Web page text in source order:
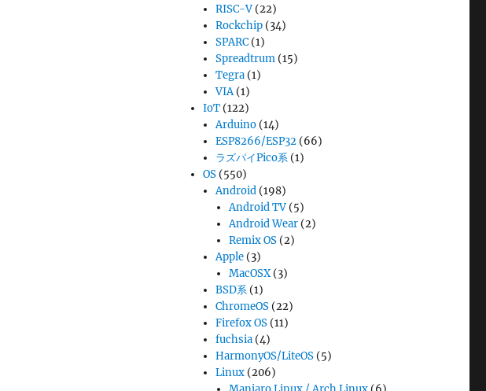
RISC-V (22)
Rockchip (34)
SPARC (1)
Spreadtrum (15)
Tegra (1)
VIA(1)
IoT (122)
Arduino (14)
ESP8266/ESP32 (66)
ラズパイPico系 (1)
OS (550)
Android (198)
Android TV(5)
Android Wear(2)
Remix OS(2)
Apple (3)
MacOSX(3)
BSD系 (1)
ChromeOS (22)
Firefox OS (11)
fuchsia (4)
HarmonyOS/LiteOS (5)
Linux (206)